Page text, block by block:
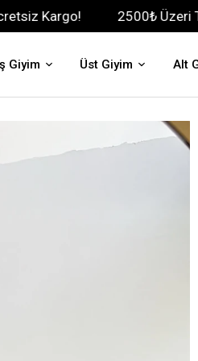
2500₺ Üzeri Tüm
Giyim Üst Giyim Alt